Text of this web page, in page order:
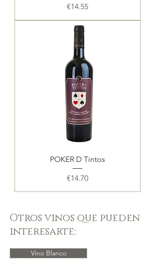
Price
€14.55
POKER D Tintos
Price
€14.70
Otros vinos que pueden
interesarte:
Vino Blanco